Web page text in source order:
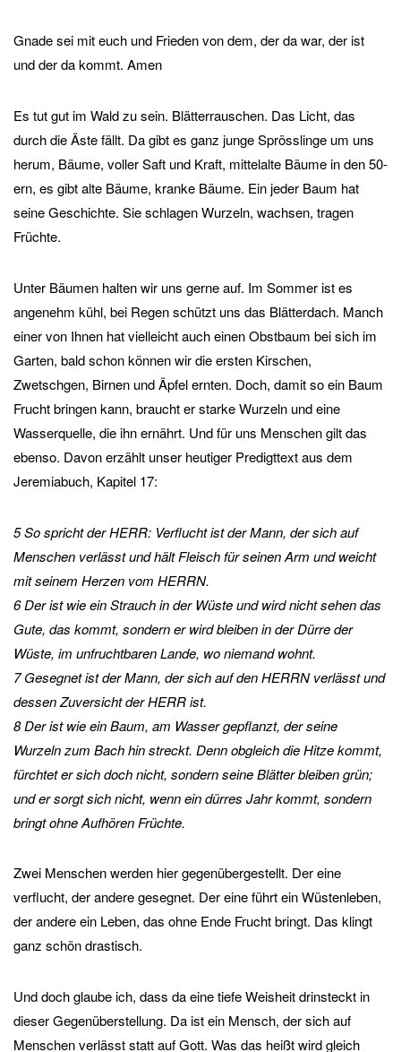
Gnade sei mit euch und Frieden von dem, der da war, der ist
und der da kommt. Amen
Es tut gut im Wald zu sein. Blätterrauschen. Das Licht, das
durch die Äste fällt. Da gibt es ganz junge Sprösslinge um uns
herum, Bäume, voller Saft und Kraft, mittelalte Bäume in den 50-
ern, es gibt alte Bäume, kranke Bäume. Ein jeder Baum hat
seine Geschichte. Sie schlagen Wurzeln, wachsen, tragen
Früchte.
Unter Bäumen halten wir uns gerne auf. Im Sommer ist es
angenehm kühl, bei Regen schützt uns das Blätterdach. Manch
einer von Ihnen hat vielleicht auch einen Obstbaum bei sich im
Garten, bald schon können wir die ersten Kirschen,
Zwetschgen, Birnen und Äpfel ernten. Doch, damit so ein Baum
Frucht bringen kann, braucht er starke Wurzeln und eine
Wasserquelle, die ihn ernährt. Und für uns Menschen gilt das
ebenso. Davon erzählt unser heutiger Predigttext aus dem
Jeremiabuch, Kapitel 17:
5 So spricht der HERR: Verflucht ist der Mann, der sich auf
Menschen verlässt und hält Fleisch für seinen Arm und weicht
mit seinem Herzen vom HERRN.
6 Der ist wie ein Strauch in der Wüste und wird nicht sehen das
Gute, das kommt, sondern er wird bleiben in der Dürre der
Wüste, im unfruchtbaren Lande, wo niemand wohnt.
7 Gesegnet ist der Mann, der sich auf den HERRN verlässt und
dessen Zuversicht der HERR ist.
8 Der ist wie ein Baum, am Wasser gepflanzt, der seine
Wurzeln zum Bach hin streckt. Denn obgleich die Hitze kommt,
fürchtet er sich doch nicht, sondern seine Blätter bleiben grün;
und er sorgt sich nicht, wenn ein dürres Jahr kommt, sondern
bringt ohne Aufhören Früchte.
Zwei Menschen werden hier gegenübergestellt. Der eine
verflucht, der andere gesegnet. Der eine führt ein Wüstenleben,
der andere ein Leben, das ohne Ende Frucht bringt. Das klingt
ganz schön drastisch.
Und doch glaube ich, dass da eine tiefe Weisheit drinsteckt in
dieser Gegenüberstellung. Da ist ein Mensch, der sich auf
Menschen verlässt statt auf Gott. Was das heißt wird gleich